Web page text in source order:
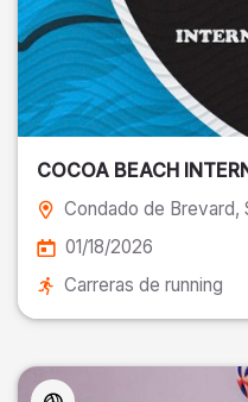
COCOA BEACH
Condado de Brevard,
01/18/2026
Carreras de running